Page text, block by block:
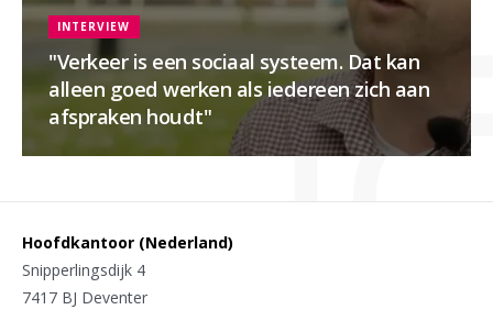
"Verkeer is een sociaal systeem. Dat kan
alleen goed werken als iedereen zich aan
afspraken houdt"
INTERVIEW
Hoofdkantoor (Nederland)
Snipperlingsdijk 4
7417 BJ Deventer